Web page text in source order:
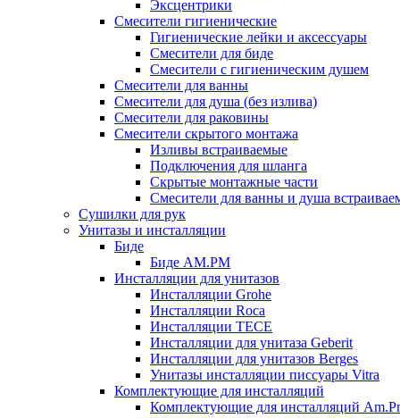
Эксцентрики
Смесители гигиенические
Гигиенические лейки и аксессуары
Смесители для биде
Смесители с гигиеническим душем
Смесители для ванны
Смесители для душа (без излива)
Смесители для раковины
Смесители скрытого монтажа
Изливы встраиваемые
Подключения для шланга
Скрытые монтажные части
Смесители для ванны и душа
Сушилки для рук
Унитазы и инсталляции
Биде
Биде AM.PM
Инсталляции для унитазов
Инсталляции Grohe
Инсталляции Roca
Инсталляции TECE
Инсталляции для унитаза Geberit
Инсталляции для унитазов Berges
Унитазы инсталляции писсуары Vitra
Комплектующие для инсталляций
Комплектующие для инсталляций